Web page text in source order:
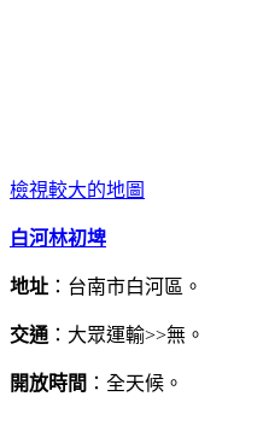
檢視較大的地圖
白河林初埤
地址 ：台南市白河區。
交通 ：大眾運輸>>無。
開放時間 ：全天候。